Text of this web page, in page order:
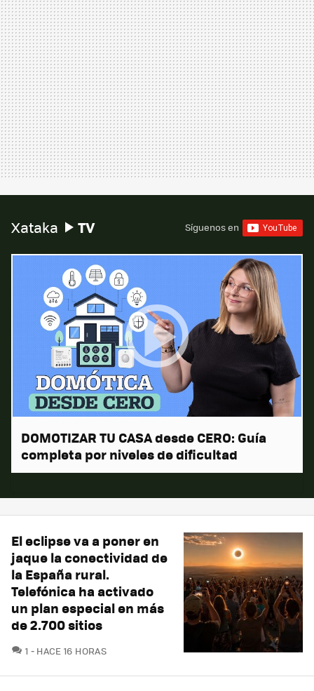
Xataka TV Síguenos en
DOMOTIZAR TU CASA desde CERO: Guía
completa por niveles de dificultad
El eclipse va a poner en
jaque la conectividad de
la España rural.
Telefónica ha activado
un plan especial en más
de 2.700 sitios
1 COMENTARIOS
HACE 16 HORAS